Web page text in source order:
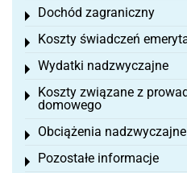
Dochód zagraniczny
Toggle menu
Koszty świadczeń
Toggle menu
Wydatki nadzwyczajne
Toggle menu
Koszty związane z
domowego
Toggle menu
Obciążenia nadzwyczajne
Toggle menu
Pozostałe informacje
Toggle menu